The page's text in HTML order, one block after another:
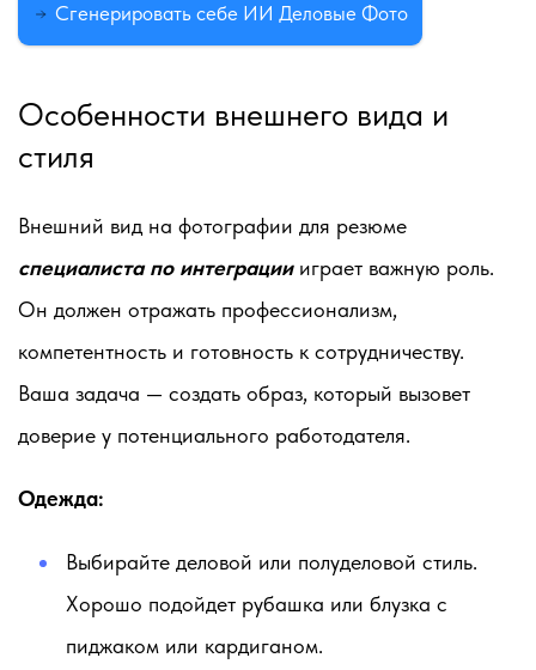
Сгенерировать себе ИИ Деловые Фото
Особенности внешнего вида и
стиля
Внешний вид на фотографии для резюме
специалиста по интеграциииграет важную роль.
Он должен отражать профессионализм,
компетентность и готовность к сотрудничеству.
Ваша задача — создать образ, который вызовет
доверие у потенциального работодателя.
Одежда:
Выбирайте деловой или полуделовой стиль.
Хорошо подойдет рубашка или блузка с
пиджаком или кардиганом.